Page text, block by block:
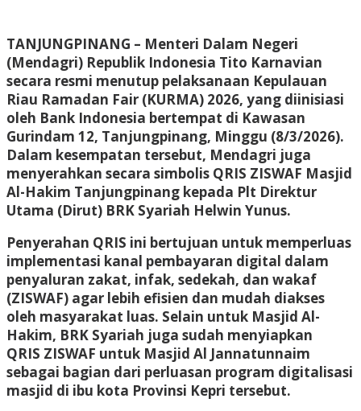
TANJUNGPINANG – Menteri Dalam Negeri
(Mendagri) Republik Indonesia Tito Karnavian
secara resmi menutup pelaksanaan Kepulauan
Riau Ramadan Fair (KURMA) 2026, yang diinisiasi
oleh Bank Indonesia bertempat di Kawasan
Gurindam 12, Tanjungpinang, Minggu (8/3/2026).
Dalam kesempatan tersebut, Mendagri juga
menyerahkan secara simbolis QRIS ZISWAF Masjid
Al-Hakim Tanjungpinang kepada Plt Direktur
Utama (Dirut) BRK Syariah Helwin Yunus.
Penyerahan QRIS ini bertujuan untuk memperluas
implementasi kanal pembayaran digital dalam
penyaluran zakat, infak, sedekah, dan wakaf
(ZISWAF) agar lebih efisien dan mudah diakses
oleh masyarakat luas. Selain untuk Masjid Al-
Hakim, BRK Syariah juga sudah menyiapkan
QRIS ZISWAF untuk Masjid Al Jannatunnaim
sebagai bagian dari perluasan program digitalisasi
masjid di ibu kota Provinsi Kepri tersebut.